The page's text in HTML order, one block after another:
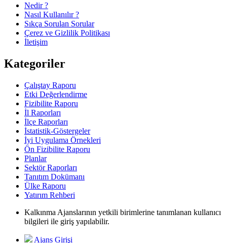
Nedir ?
Nasıl Kullanılır ?
Sıkça Sorulan Sorular
Çerez ve Gizlilik Politikası
İletişim
Kategoriler
Çalıştay Raporu
Etki Değerlendirme
Fizibilite Raporu
İl Raporları
İlçe Raporları
İstatistik-Göstergeler
İyi Uygulama Örnekleri
Ön Fizibilite Raporu
Planlar
Sektör Raporları
Tanıtım Dokümanı
Ülke Raporu
Yatırım Rehberi
Kalkınma Ajanslarının yetkili birimlerine tanımlanan kullanıcı
bilgileri ile giriş yapılabilir.
Ajans Girişi